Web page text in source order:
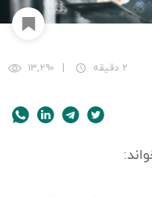
۲ دقیقه ۱۳,۲۹۰